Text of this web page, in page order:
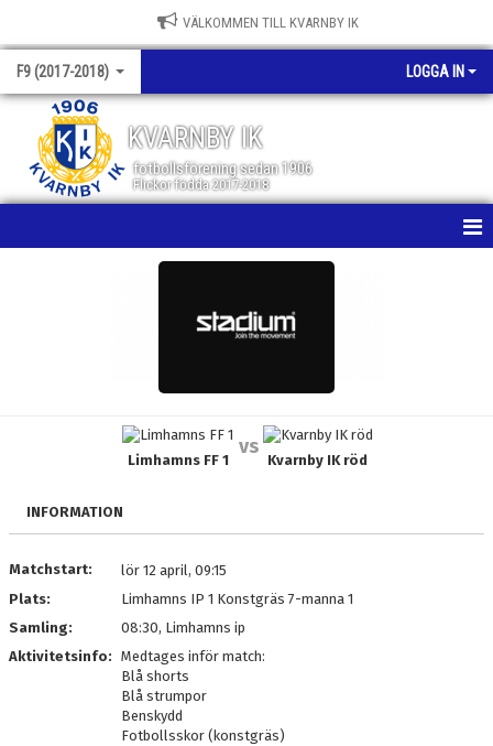
VÄLKOMMEN TILL KVARNBY IK
F9 (2017-2018) LOGGA IN
KVARNBY IK
fotbollsförening sedan 1906
Flickor födda 2017-2018
TRUPPEN
Limhamns FF 1
vs
Kvarnby IK röd
INFORMATION
Matchstart:
lör 12 april, 09:15
Plats:
Limhamns IP 1 Konstgräs 7-manna 1
Samling:
08:30, Limhamns ip
Aktivitetsinfo: Medtages inför match:
Blå shorts
Blå strumpor
Benskydd
Fotbollsskor (konstgräs)